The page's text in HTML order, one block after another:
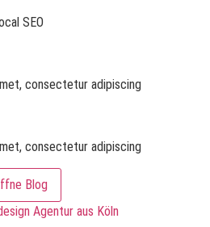
SEO
consectetur adipiscing
consectetur adipiscing
Blog